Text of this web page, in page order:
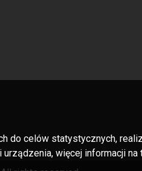
do celów statystycznych,
więcej informacji